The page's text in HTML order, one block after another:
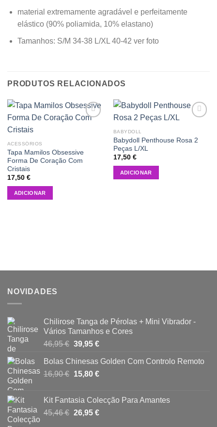
material extremamente agradável e perfeitamente
elástico (90% poliamida, 10% elastano)
Tamanhos: S/M 34-38 L/XL 40-42 ver foto
PRODUTOS RELACIONADOS
ACESSÓRIOS
Tapa Mamilos Obsessive
Forma De Coração Com
Cristais
17,50 €
ADICIONAR
BABYDOLL
Babydoll Penthouse Rosa 2
Peças L/XL
17,50 €
ADICIONAR
NOVIDADES
Chilirose Tanga de Pérolas + Mini Vibrador -
Vários Tamanhos e Cores
46,95€ O
original
era:
39,95 €O
atual
é:
Bolas Chinesas Golden Com Controlo Remoto
16,90€ O
era:
16,90 €.
15,80 €O
é:
15,80 €.
Kit Fantasia Colecção Para Amantes
45,46€ O
26,95 €O